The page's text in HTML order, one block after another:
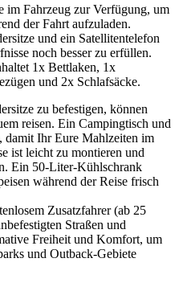
im Fahrzeug zur Verfügung, um
der Fahrt aufzuladen.
und ein Satellitentelefon
noch besser zu erfüllen.
1x Bettlaken, 1x
und 2x Schlafsäcke.
zu befestigen, können
reisen. Ein Campingtisch und
damit Ihr Eure Mahlzeiten im
ist leicht zu montieren und
Ein 50-Liter-Kühlschrank
während der Reise frisch
Zusatzfahrer (ab 25
Straßen und
Freiheit und Komfort, um
und Outback-Gebiete